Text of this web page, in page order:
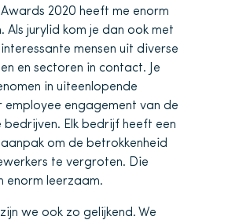
2020 heeft me enorm
Als jurylid kom je dan ook met
mensen uit diverse
en sectoren in contact. Je
in uiteenlopende
employee engagement van de
bedrijven. Elk bedrijf heeft een
om de betrokkenheid
te vergroten. Die
enorm leerzaam.
we ook zo gelijkend. We